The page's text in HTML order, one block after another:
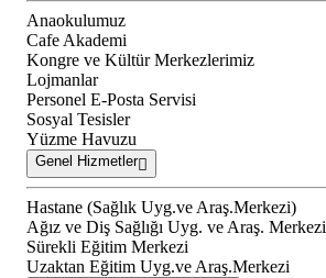
Anaokulumuz
Cafe Akademi
Kongre ve Kültür Merkezlerimiz
Lojmanlar
Personel E-Posta Servisi
Sosyal Tesisler
Yüzme Havuzu
Genel Hizmetler
Hastane (Sağlık Uyg.ve Araş.Merkezi)
Ağız ve Diş Sağlığı Uyg. ve Araş. Merkezi
Sürekli Eğitim Merkezi
Uzaktan Eğitim Uyg.ve Araş.Merkezi